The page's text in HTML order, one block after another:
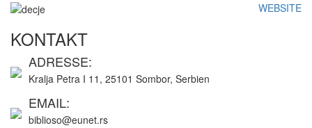
WEBSITE
KONTAKT
ADRESSE:
Kralja Petra I 11, 25101 Sombor, Serbien
EMAIL:
biblioso@eunet.rs